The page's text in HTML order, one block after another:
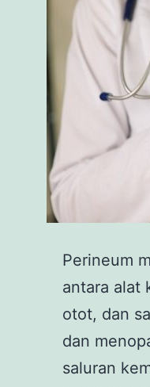
Perineum
antara alat
otot, dan
dan
saluran